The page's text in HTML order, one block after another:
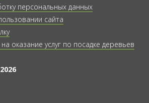
персональных данных
сайта
оказание услуг по посадке деревьев